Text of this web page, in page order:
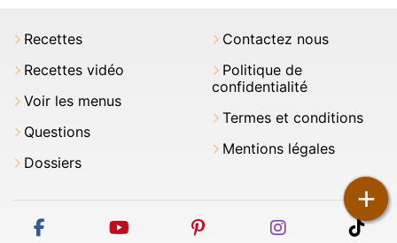
+
Recettes
Recettes vidéo
Voir les menus
Questions
Dossiers
Contactez nous
Politique de
confidentialité
Termes et conditions
Mentions légales
facebook youtube pinterest instagram